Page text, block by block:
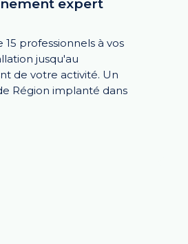
expert
professionnels à vos
jusqu'au
de votre activité. Un
Région implanté dans